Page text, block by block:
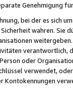
Genehmigung
bei der es sich
wahren. Sie
verantwortlich,
oder
verwendet,
Kontokennungen